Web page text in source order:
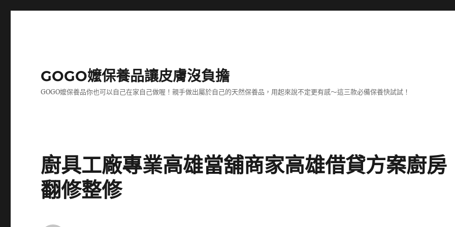
GOGO嬤保養品讓皮膚沒負擔
GOGO嬤保養品你也可以自己在家自己做喔！親手做出屬於自己的天然保養品，用起來說不定更有感～這三款必備保養快試試！
廚具工廠專業高雄當舖商家高雄借貸方案廚房
翻修整修